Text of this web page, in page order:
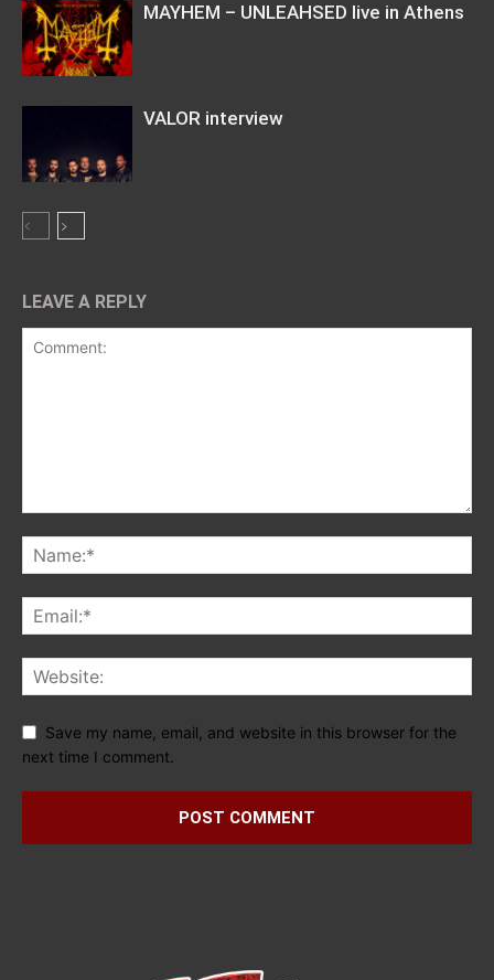
MAYHEM – UNLEAHSED live in Athens
VALOR interview
LEAVE A REPLY
Save my name, email, and website in this browser for the
next time I comment.